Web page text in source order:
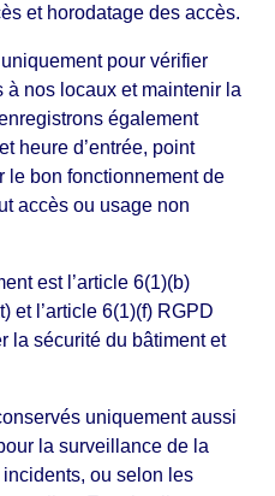
et horodatage des accès.
pour vérifier
à nos locaux et maintenir la
également
heure d’entrée, point
le bon fonctionnement de
accès ou usage non
est l’article 6(1)(b)
et l’article 6(1)(f) RGPD
la sécurité du bâtiment et
uniquement aussi
la surveillance de la
ou selon les